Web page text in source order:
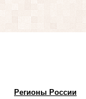
Регионы России